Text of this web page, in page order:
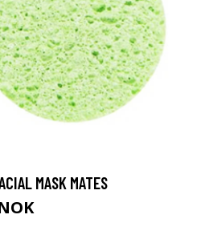
MASK MATES